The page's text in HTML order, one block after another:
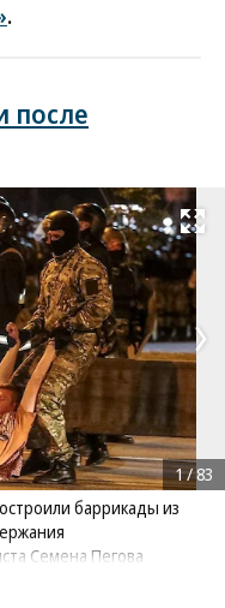
.
после
Развернуть
баррикады из
Семена Пегова
1/83